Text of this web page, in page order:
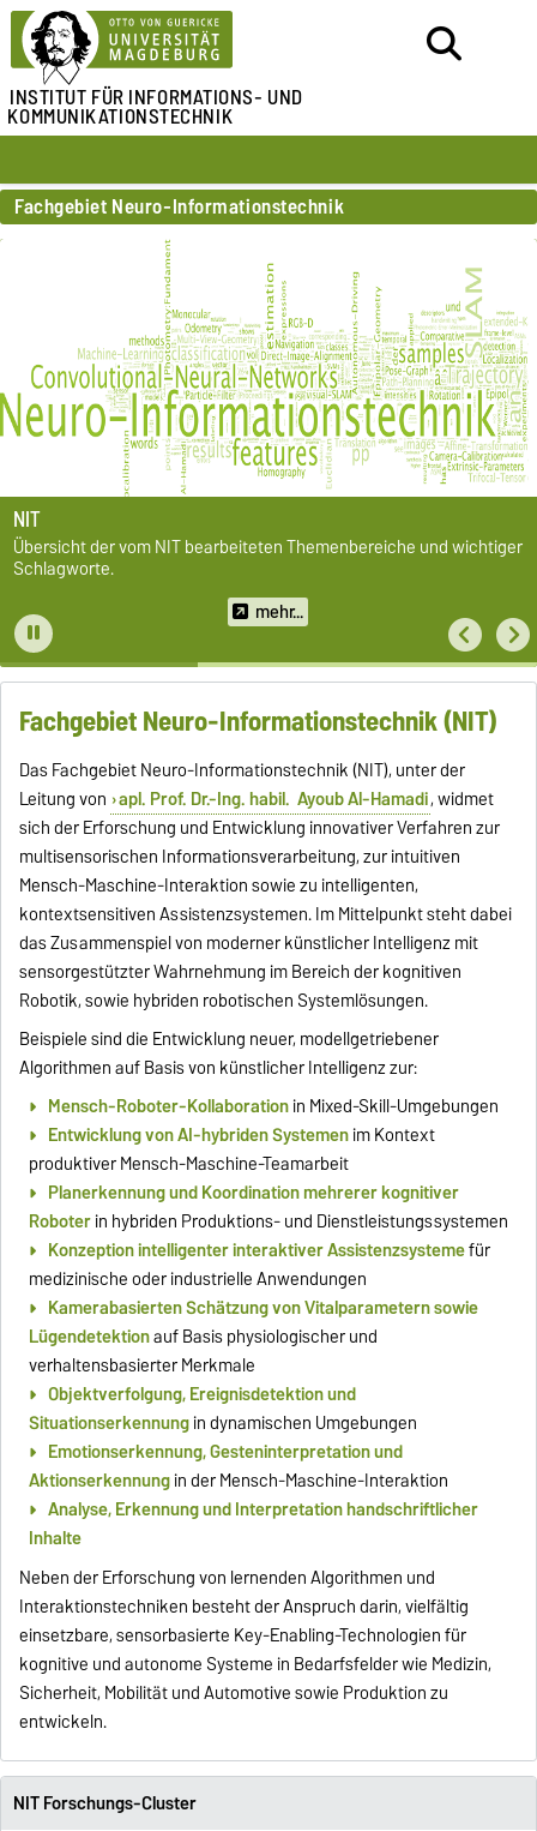
INSTITUT FÜRINFORMATIONS- UND
KOMMUNIKATIONSTECHNIK
Fachgebiet Neuro-Informationstechnik
NIT
Übersicht der vom NIT bearbeiteten Themenbereiche und wichtiger
Schlagworte.
mehr...
Fachgebiet Neuro-Informationstechnik (NIT)
Das Fachgebiet Neuro-Informationstechnik (NIT), unter der
Leitung von apl. Prof. Dr.-Ing. habil. Ayoub Al-Hamadi, widmet
sich der Erforschung und Entwicklung innovativer Verfahren zur
multisensorischen Informationsverarbeitung, zur intuitiven
Mensch-Maschine-Interaktion sowie zu intelligenten,
kontextsensitiven Assistenzsystemen. Im Mittelpunkt steht dabei
das Zusammenspiel von moderner künstlicher Intelligenz mit
sensorgestützter Wahrnehmung im Bereich der kognitiven
Robotik, sowie hybriden robotischen Systemlösungen.
Beispiele sind die Entwicklung neuer, modellgetriebener
Algorithmen auf Basis von künstlicher Intelligenz zur:
Mensch-Roboter-Kollaborationin Mixed-Skill-Umgebungen
Entwicklung von AI-hybriden Systemenim Kontext
produktiver Mensch-Maschine-Teamarbeit
Planerkennung und Koordination mehrerer kognitiver
Roboterin hybriden Produktions- und Dienstleistungssystemen
Konzeption intelligenter interaktiver Assistenzsystemefür
medizinische oder industrielle Anwendungen
Kamerabasierten Schätzung von Vitalparametern sowie
Lügendetektionauf Basis physiologischer und
verhaltensbasierter Merkmale
Objektverfolgung, Ereignisdetektion und
Situationserkennungin dynamischen Umgebungen
Emotionserkennung, Gesteninterpretation und
Aktionserkennungin der Mensch-Maschine-Interaktion
Analyse, Erkennung und Interpretation handschriftlicher
Inhalte
Neben der Erforschung von lernenden Algorithmen und
Interaktionstechniken besteht der Anspruch darin, vielfältig
einsetzbare, sensorbasierte Key-Enabling-Technologien für
kognitive und autonome Systeme in Bedarfsfelder wie Medizin,
Sicherheit, Mobilität und Automotive sowie Produktion zu
entwickeln.
NIT Forschungs-Cluster